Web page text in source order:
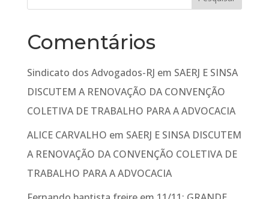
Comentários
Sindicato dos Advogados-RJ em SAERJ E SINSA
DISCUTEM A RENOVAÇÃO DA CONVENÇÃO
COLETIVA DE TRABALHO PARA A ADVOCACIA
ALICE CARVALHO em SAERJ E SINSA DISCUTEM
A RENOVAÇÃO DA CONVENÇÃO COLETIVA DE
TRABALHO PARA A ADVOCACIA